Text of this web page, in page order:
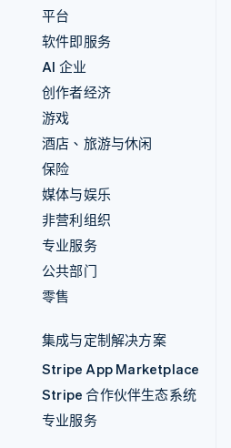
平台
软件即服务
AI 企业
创作者经济
游戏
酒店、旅游与休闲
保险
媒体与娱乐
非营利组织
专业服务
公共部门
零售
集成与定制解决方案
Stripe App Marketplace
Stripe 合作伙伴生态系统
专业服务